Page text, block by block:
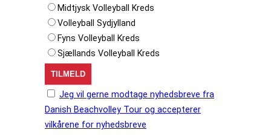
Midtjysk Volleyball Kreds
Volleyball Sydjylland
Fyns Volleyball Kreds
Sjællands Volleyball Kreds
Jeg vil gerne modtage nyhedsbreve fra
Danish Beachvolley Tour og accepterer
vilkårene for nyhedsbreve